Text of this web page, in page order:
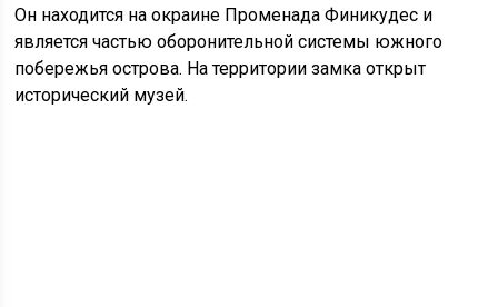
Он находится на окраине Променада Финикудес и
является частью оборонительной системы южного
побережья острова. На территории замка открыт
исторический музей.